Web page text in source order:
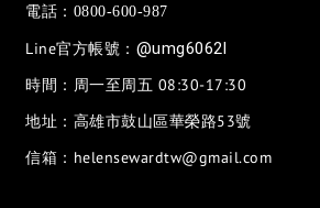
電話： 0800-600-987
Line官方帳號： @umg6062l
時間：周一至周五 08:30-17:30
地址：高雄市鼓山區華榮路53號
信箱：helensewardtw@gmail.com